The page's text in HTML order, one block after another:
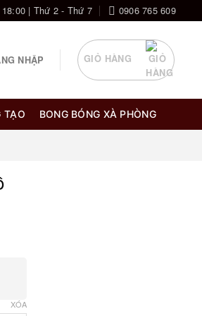
| Thứ 2 - Thứ 7 0906 765 609
NHẬP GIỎ HÀNG
TẠO BONG BÓNG XÀ PHÒNG
XÓA